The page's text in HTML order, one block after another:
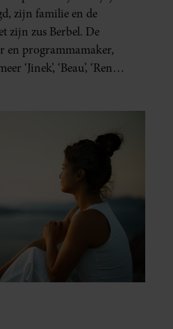
zijn familie en de
zijn zus Berbel. De
en programmamaker,
‘Jinek’, ‘Beau’, ‘Renze’,